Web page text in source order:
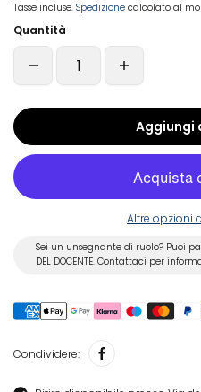
Tasse incluse. Spedizione calcolato al
Quantità
Aggiungi
Altre opzioni
Sei un unsegnante di ruolo? Puoi
DEL DOCENTE. Contattaci per
Condividere: